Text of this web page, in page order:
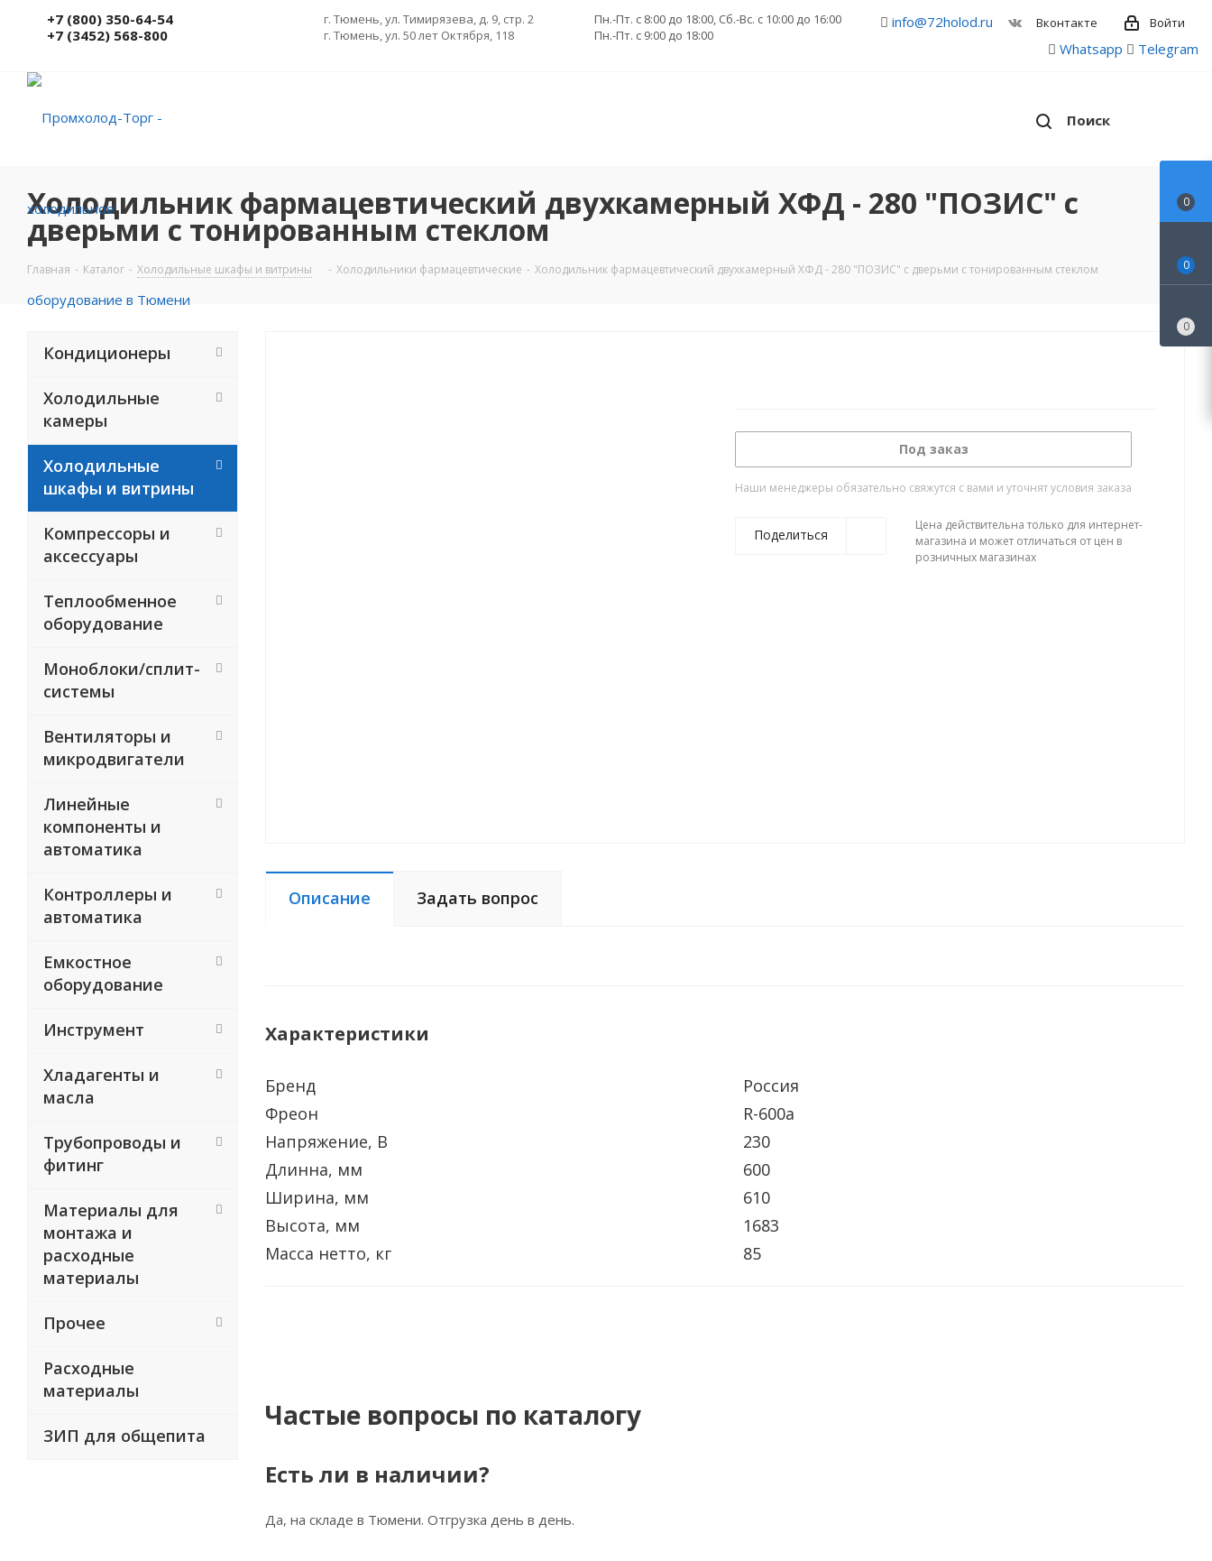
+7 (800) 350-64-54
+7 (3452) 568-800
г. Тюмень, ул. Тимирязева, д. 9, стр. 2
г. Тюмень, ул. 50 лет Октября, 118
Пн.-Пт. с 8:00 до 18:00, Сб.-Вс. с 10:00 до 16:00
Пн.-Пт. с 9:00 до 18:00
Войти
Вконтакте
info@72holod.ru
Whatsapp
Telegram
Поиск
Холодильник фармацевтический двухкамерный ХФД - 280 "ПОЗИС" с
дверьми с тонированным стеклом
Главная - Каталог - Холодильные шкафы и витрины - Холодильники фармацевтические - Холодильник фармацевтический двухкамерный ХФД - 280 "ПОЗИС" с дверьми с тонированным стеклом
Под заказ
Наши менеджеры обязательно свяжутся с вами и уточнят условия заказа
Поделиться
Цена действительна только для интернет-
магазина и может отличаться от цен в
розничных магазинах
Описание Задать вопрос
Характеристики
Бренд
Россия
Фреон
R-600a
Напряжение, В
230
Длинна, мм
600
Ширина, мм
610
Высота, мм
1683
Масса нетто, кг
85
Частые вопросы по каталогу
Есть ли в наличии?
Да, на складе в Тюмени. Отгрузка день в день.
Кондиционеры
Холодильные
камеры
Холодильные
шкафы и витрины
Компрессоры и
аксессуары
Теплообменное
оборудование
Моноблоки/сплит-
системы
Вентиляторы и
микродвигатели
Линейные
компоненты и
автоматика
Контроллеры и
автоматика
Емкостное
оборудование
Инструмент
Хладагенты и
масла
Трубопроводы и
фитинг
Материалы для
монтажа и
расходные
материалы
Прочее
Расходные
материалы
ЗИП для общепита
0
0
0